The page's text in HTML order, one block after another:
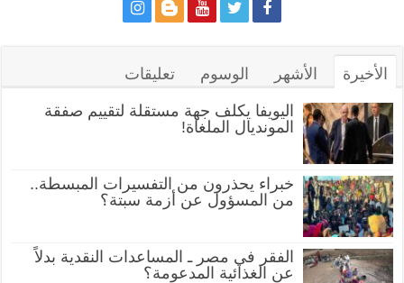
الأخيرة الأشهر الوسوم تعليقات
اليويفا يكلف جهة مستقلة لتقييم صفقة
المونديال الملغاة!
خبراء يحذرون من التفسيرات المبسطة..
من المسؤول عن أزمة سبتة؟
الفقر في مصر ـ المساعدات النقدية بدلاً
عن الغذائية المدعومة؟